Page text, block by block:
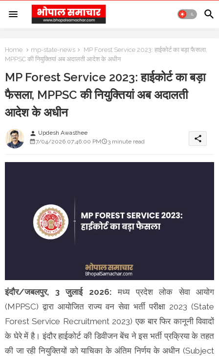
Home mp-state-news
MP Forest Service 2023: हाईकोर्ट का बड़ा फैसला,
MPPSC की नियुक्तियां अब अदालती आदेश के अधीन
MP Forest Service 2023: हाईकोर्ट का बड़ा
फैसला, MPPSC की नियुक्तियां अब अदालती
आदेश के अधीन
person Updesh Awasthee
7/04/2026 07:46:00 PM
3 minute read share
इंदौर/जबलपुर, 3 जुलाई 2026:मध्य प्रदेश लोक सेवा आयोग
(MPPSC) द्वारा आयोजित राज्य वन सेवा भर्ती परीक्षा 2023 (State
Forest Service Recruitment 2023) एक बार फिर कानूनी विवादों
के घेरे में है। इंदौर हाईकोर्ट की डिवीजन बेंच ने इस भर्ती प्रक्रिया के तहत
की जा रही नियुक्तियों को याचिका के अंतिम निर्णय के अधीन (Subject